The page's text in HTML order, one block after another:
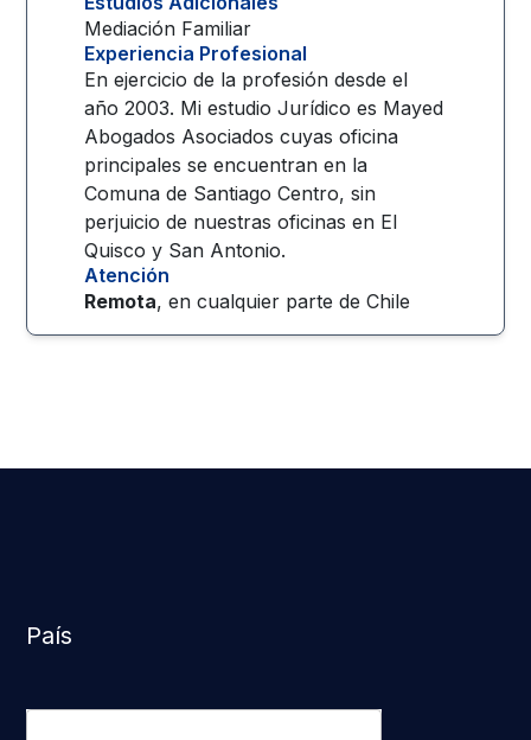
Mediación Familiar
Experiencia Profesional
En ejercicio de la profesión desde el
año 2003. Mi estudio Jurídico es Mayed
Abogados Asociados cuyas oficina
principales se encuentran en la
Comuna de Santiago Centro, sin
perjuicio de nuestras oficinas en El
Quisco y San Antonio.
Atención
Remota, en cualquier parte deChile
País